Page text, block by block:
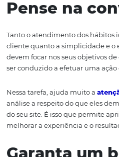
claro, ele desiste e muda
exemplo.
Por isso, capriche na
hóspede e, ao mesmo
precisa se encantar com o
dificuldade alguma para isso.